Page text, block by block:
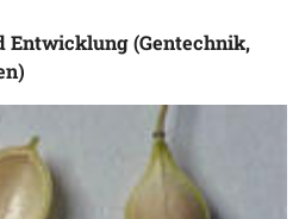
Entwicklung (Gentechnik,